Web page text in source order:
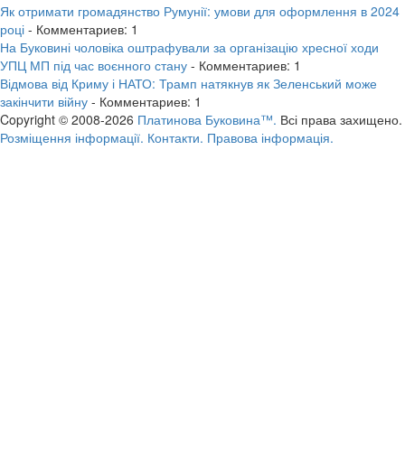
Як отримати громадянство Румунії: умови для оформлення в 2024
році - Комментариев: 1
На Буковині чоловіка оштрафували за організацію хресної ходи
УПЦ МП під час воєнного стану - Комментариев: 1
Відмова від Криму і НАТО: Трамп натякнув як Зеленський може
закінчити війну - Комментариев: 1
Copyright © 2008-2026 Платинова Буковина™. Всі права захищено.
Розміщення інформації. Контакти. Правова інформація.